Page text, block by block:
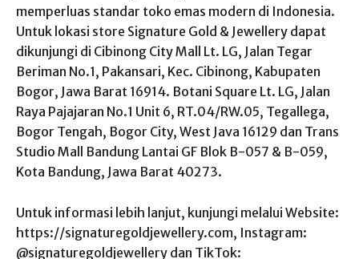
memperluas standar toko emas modern di Indonesia.
Untuk lokasi store Signature Gold & Jewellery dapat
dikunjungi di Cibinong City Mall Lt. LG, Jalan Tegar
Beriman No.1, Pakansari, Kec. Cibinong, Kabupaten
Bogor, Jawa Barat 16914. Botani Square Lt. LG, Jalan
Raya Pajajaran No.1 Unit 6, RT.04/RW.05, Tegallega,
Bogor Tengah, Bogor City, West Java 16129 dan Trans
Studio Mall Bandung Lantai GF Blok B-057 & B-059,
Kota Bandung, Jawa Barat 40273.
Untuk informasi lebih lanjut, kunjungi melalui Website:
https://signaturegoldjewellery.com, Instagram:
@signaturegoldjewellery dan TikTok: